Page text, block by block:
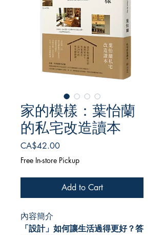
家的模樣：葉怡蘭
的私宅改造讀本
CA$42.00Price
Free In-store Pickup
Add to Cart
內容簡介
「設計」如何讓生活過得更好？答